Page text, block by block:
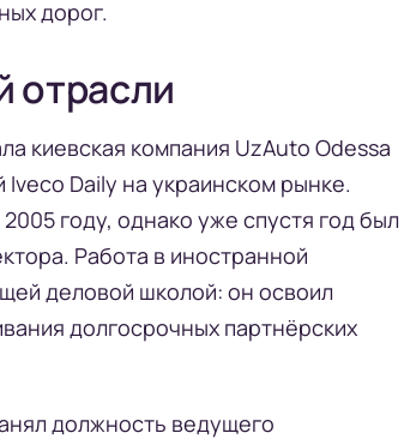
дорог.
отрасли
киевская компания UzAuto Odessa
Daily на украинском рынке.
году, однако уже спустя год был
Работа в иностранной
деловой школой: он освоил
долгосрочных партнёрских
должность ведущего